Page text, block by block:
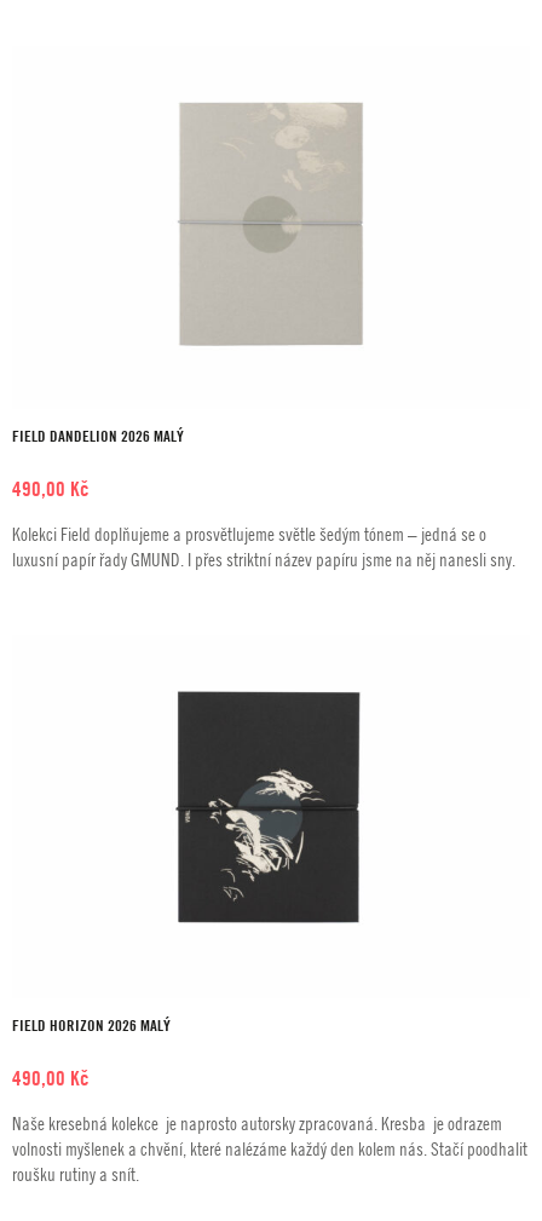
FIELD DANDELION 2026 MALÝ
490,00 Kč
Kolekci Field doplňujeme a prosvětlujeme světle šedým tónem – jedná se o
luxusní papír řady GMUND. I přes striktní název papíru jsme na něj nanesli sny.
FIELD HORIZON 2026 MALÝ
490,00 Kč
Naše kresebná kolekce je naprosto autorsky zpracovaná. Kresba je odrazem
volnosti myšlenek a chvění, které nalézáme každý den kolem nás. Stačí poodhalit
roušku rutiny a snít.